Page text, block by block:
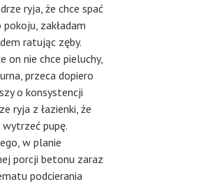
ryja, że chce spać
zakładam
ratując zęby.
on nie chce pieluchy,
przeca dopiero
o konsystencji
ryja z łazienki, że
wytrzeć pupę.
w planie
porcji betonu zaraz
podcierania